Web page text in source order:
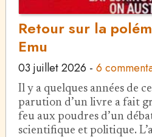
Retour sur la
Emu
03 juillet 2026 - 6
Il y a quelques années de
parution d’un livre a fait
feu aux poudres d’un
scientifique et politique.